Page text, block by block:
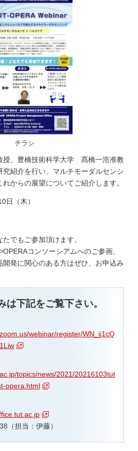
チラシ
、豊橋技術科学大学 髙橋一浩准教
紹介を行い、マルチモーダルセンシ
からの展望についてご紹介します。
日（木）
でもご参加頂けます。
コンソーシアムへのご参画、
開発に関心のある方はぜひ、お申込み
は下記をご覧下さい。
webinar/register/WN_jj1cQ
topics/news/2021/20216103tut
opera.html
（担当：伊藤）